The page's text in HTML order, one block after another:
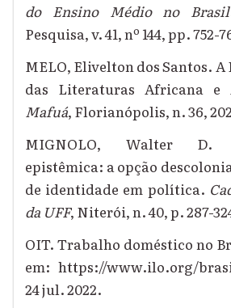
do Ensino Médio no Brasil
Pesquisa, v. 41, nº 144, pp. 752-
MELO, Elivelton dos Santos. A
das Literaturas Africana e
Mafuá, Florianópolis, n. 36,
MIGNOLO, Walter D.
epistêmica: a opção
de identidade em política.
da UFF, Niterói, n. 40, p. 287-
OIT. Trabalho doméstico no
em: https://www.ilo.org/
24 jul. 2022.